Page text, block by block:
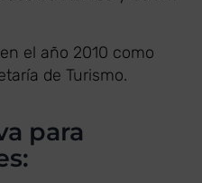
el año 2010 como
de Turismo.
para